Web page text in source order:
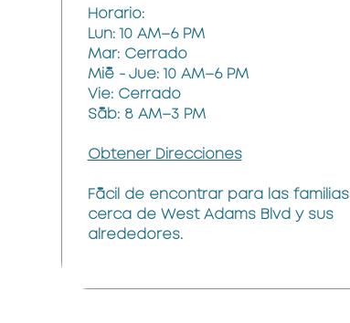
Horario:
Lun: 10 AM–6 PM
Mar: Cerrado
Mié - Jue: 10 AM–6 PM
Vie: Cerrado
Sáb: 8 AM–3 PM
Obtener Direcciones
Fácil de encontrar para las familias
cerca de West Adams Blvd y sus
alrededores.